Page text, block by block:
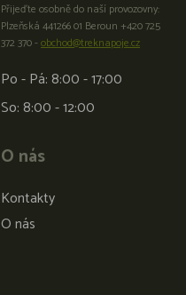
O nás
Kontakty
O nás
Přijeďte osobně do naší provozovny:
Plzeňská 441266 01 Beroun +420 725
372 370 -obchod@treknapoje.cz
Po - Pá: 8:00 - 17:00
So: 8:00 - 12:00